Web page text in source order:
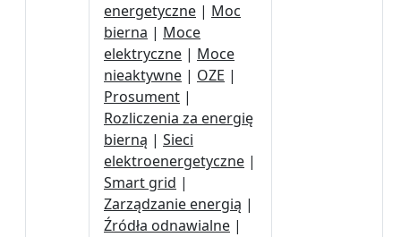
energetyczne | Moc
bierna | Moce
elektryczne | Moce
nieaktywne | OZE |
Prosument |
Rozliczenia za energię
bierną | Sieci
elektroenergetyczne |
Smart grid |
Zarządzanie energią |
Źródła odnawialne |